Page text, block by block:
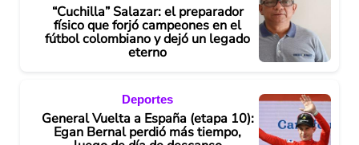
“Cuchilla” Salazar: el preparador
físico que forjó campeones en el
fútbol colombiano y dejó un legado
eterno
Deportes
General Vuelta a España (etapa 10):
Egan Bernal perdió más tiempo,